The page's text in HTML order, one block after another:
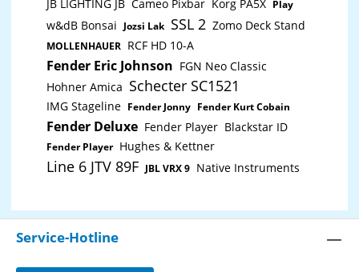
JB LIGHTING JB Cameo Pixbar Korg PA5X Play
w&dB Bonsai Jozsi Lak SSL 2 Zomo Deck Stand
MOLLENHAUER RCF HD 10-A
Fender Eric Johnson FGN Neo Classic
Hohner Amica Schecter SC1521
IMG Stageline Fender Jonny Fender Kurt Cobain
Fender Deluxe Fender Player Blackstar ID
Fender Player Hughes & Kettner
Line 6 JTV 89F JBL VRX 9 Native Instruments
Service-Hotline